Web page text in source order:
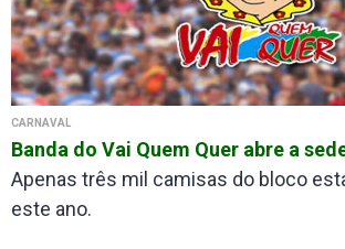
CARNAVAL
Banda do Vai Quem Quer abre a
Apenas três mil camisas do bloco
este ano.